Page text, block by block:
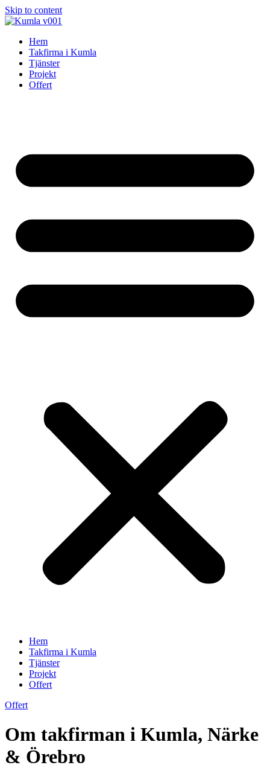
Skip to content
Hem
Takfirma i Kumla
Tjänster
Projekt
Offert
Hem
Takfirma i Kumla
Tjänster
Projekt
Offert
Offert
Om takfirman i Kumla, Närke
& Örebro